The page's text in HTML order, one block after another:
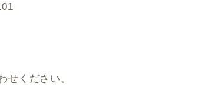
せください。